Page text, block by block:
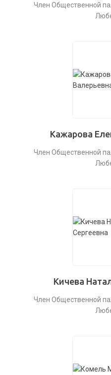
Член Общественной
Кажарова
Член Общественной
Кичева
Член Общественной